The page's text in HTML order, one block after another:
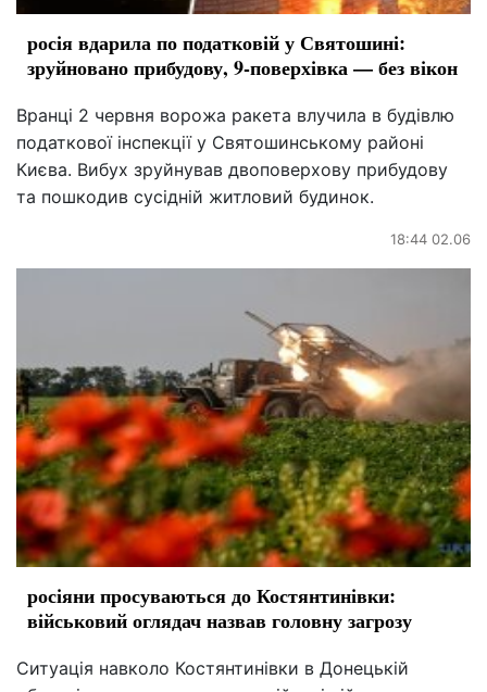
росія вдарила по податковій у Святошині:
зруйновано прибудову, 9-поверхівка — без вікон
Вранці 2 червня ворожа ракета влучила в будівлю
податкової інспекції у Святошинському районі
Києва. Вибух зруйнував двоповерхову прибудову
та пошкодив сусідній житловий будинок.
18:44 02.06
росіяни просуваються до Костянтинівки:
військовий оглядач назвав головну загрозу
Ситуація навколо Костянтинівки в Донецькій